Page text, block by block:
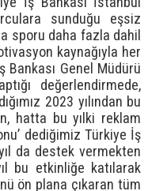
sunduğu eşsiz
sporu daha fazla dahil
kaynağıyla her
Genel Müdürü
değerlendirmede,
2023 yılından bu
hatta bu yılki reklam
dediğimiz Türkiye İş
da destek vermekten
bu etkinliğe katılarak
ön plana çıkaran tüm